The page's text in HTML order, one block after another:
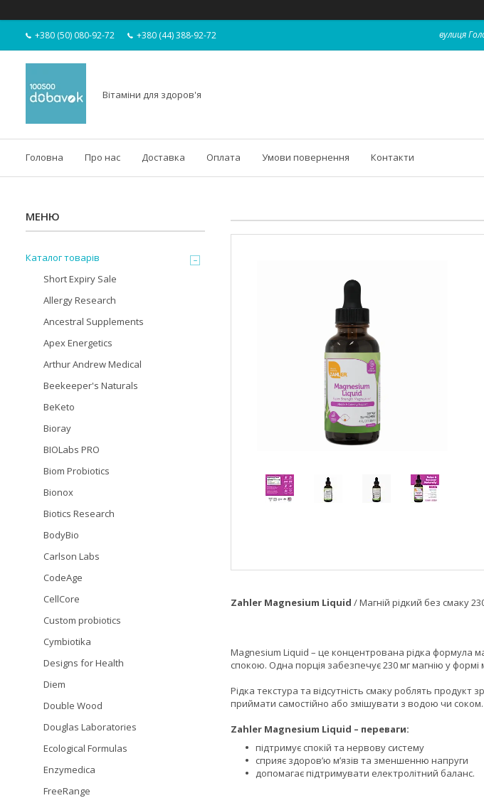
+380 (50) 080-92-72 +380 (44) 388-92-72 вулиця
Вітаміни для здоров'я
Головна Про нас Доставка Оплата Умови повернення Контакти
Zahler Magnesium Liquid / Магній рідкий без смаку
Magnesium Liquid – це концентрована рідка формула
спокою. Одна порція забезпечує 230 мг магнію у
Рідка текстура та відсутність смаку роблять
приймати самостійно або змішувати з водою чи соком.
Zahler Magnesium Liquid – переваги:
підтримує спокій та нервову систему
сприяє здоров’ю м’язів та зменшенню напруги
допомагає підтримувати електролітний баланс.
Каталог товарів
Short Expiry Sale
Allergy Research
Ancestral Supplements
Apex Energetics
Arthur Andrew Medical
Beekeeper's Naturals
BeKeto
Bioray
BIOLabs PRO
Biom Probiotics
Bionox
Biotics Research
BodyBio
Carlson Labs
CodeAge
CellCore
Custom probiotics
Cymbiotika
Designs for Health
Diem
Double Wood
Douglas Laboratories
Ecological Formulas
Enzymedica
FreeRange